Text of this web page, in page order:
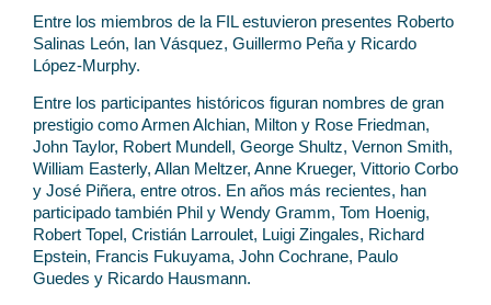
Entre los miembros de la FIL estuvieron presentes Roberto
Salinas León, Ian Vásquez, Guillermo Peña y Ricardo
López-Murphy.
Entre los participantes históricos figuran nombres de gran
prestigio como Armen Alchian, Milton y Rose Friedman,
John Taylor, Robert Mundell, George Shultz, Vernon Smith,
William Easterly, Allan Meltzer, Anne Krueger, Vittorio Corbo
y José Piñera, entre otros. En años más recientes, han
participado también Phil y Wendy Gramm, Tom Hoenig,
Robert Topel, Cristián Larroulet, Luigi Zingales, Richard
Epstein, Francis Fukuyama, John Cochrane, Paulo
Guedes y Ricardo Hausmann.